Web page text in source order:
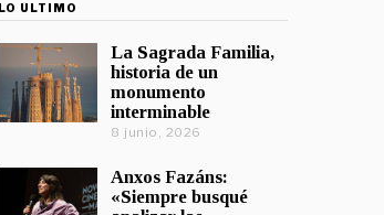
LO ÚLTIMO
La Sagrada Familia,
historia de un
monumento
interminable
8 junio, 2026
Anxos Fazáns:
«Siempre busqué